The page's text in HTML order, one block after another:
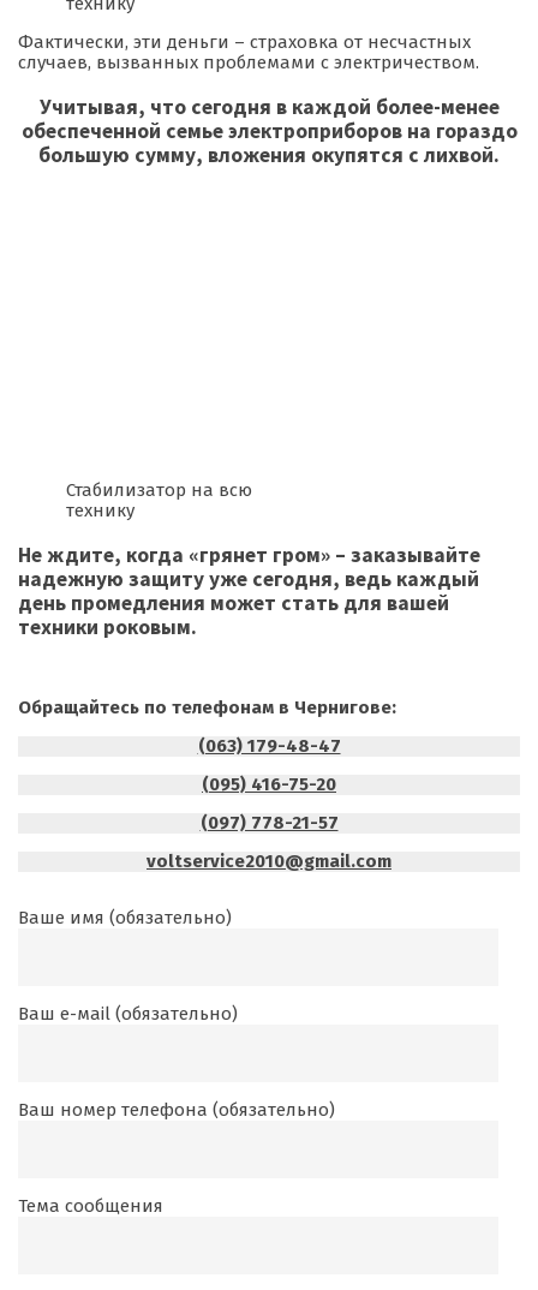
Фактически, эти деньги – страховка от несчастных
случаев, вызванных проблемами с электричеством.
Учитывая, что сегодня в каждой более-менее
обеспеченной семье электроприборов на гораздо
большую сумму, вложения окупятся с лихвой.
Стабилизатор на всю
технику
Не ждите, когда «грянет гром» – заказывайте
надежную защиту уже сегодня, ведь каждый
день промедления может стать для вашей
техники роковым.
Обращайтесь по телефонам в Чернигове:
(063) 179-48-47
(095) 416-75-20
(097) 778-21-57
voltservice2010@gmail.com
Ваше имя (обязательно)
Ваш е-маil (обязательно)
Ваш номер телефона (обязательно)
Тема сообщения